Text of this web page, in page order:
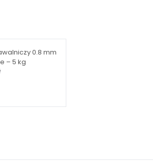
0.8 mm
– 5 kg